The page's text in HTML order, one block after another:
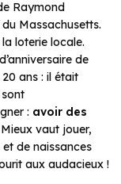
Raymond
Massachusetts.
loterie locale.
de
ans : il était
: avoir des
vaut jouer,
de naissances
aux audacieux !